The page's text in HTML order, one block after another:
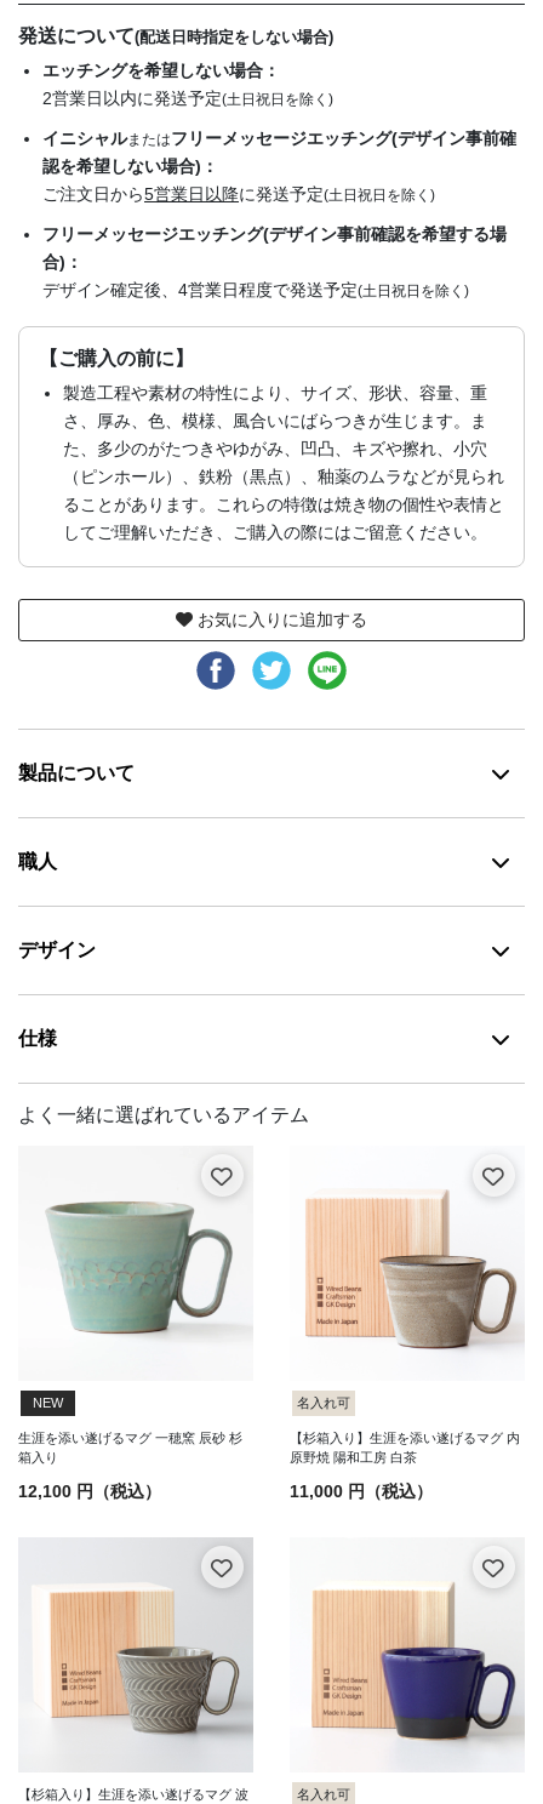
発送について(配送日時指定をしない場合)
エッチングを希望しない場合：
2営業日以内に発送予定(土日祝日を除く)
イニシャルまたはフリーメッセージエッチング(デザイン事前確
認を希望しない場合)：
ご注文日から5営業日以降に発送予定(土日祝日を除く)
フリーメッセージエッチング(デザイン事前確認を希望する場
合)：
デザイン確定後、4営業日程度で発送予定(土日祝日を除く)
【ご購入の前に】
製造工程や素材の特性により、サイズ、形状、容量、重
さ、厚み、色、模様、風合いにばらつきが生じます。ま
た、多少のがたつきやゆがみ、凹凸、キズや擦れ、小穴
（ピンホール）、鉄粉（黒点）、釉薬のムラなどが見られ
ることがあります。これらの特徴は焼き物の個性や表情と
してご理解いただき、ご購入の際にはご留意ください。
お気に入りに追加する
製品について
職人
デザイン
仕様
NEW
生涯を添い遂げるマグ 一穂窯 辰砂 杉
箱入り
12,100 円（税込）
名入れ可
【杉箱入り】生涯を添い遂げるマグ 内
原野焼 陽和工房 白茶
11,000 円（税込）
【杉箱入り】生涯を添い遂げるマグ 波
名入れ可